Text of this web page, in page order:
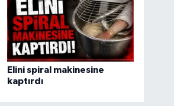
Elini spiral makinesine
kaptırdı